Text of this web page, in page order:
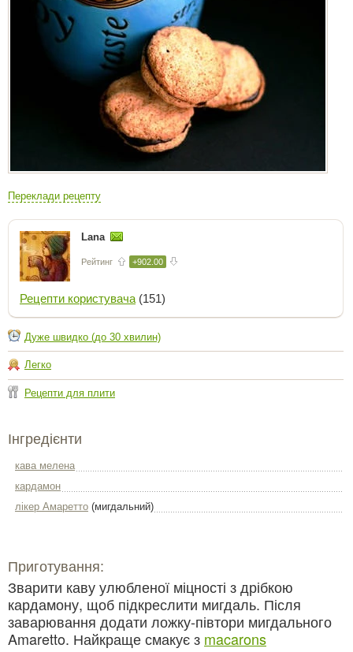
Переклади рецепту
Lana
Рейтинг +902.00
Рецепти користувача (151)
Дуже швидко (до 30 хвилин)
Легко
Рецепти для плити
Інгредієнти
кава мелена
кардамон
лікер Амаретто (мигдальний)
Приготування:
Зварити каву улюбленої міцності з дрібкою
кардамону, щоб підкреслити мигдаль. Після
заварювання додати ложку-півтори мигдального
Amaretto. Найкраще смакує з macarons